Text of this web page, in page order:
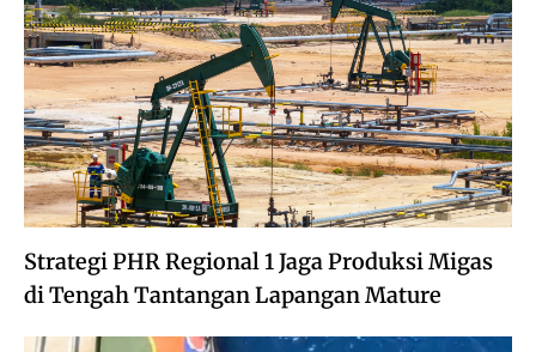
Strategi PHR Regional 1 Jaga Produksi Migas
di Tengah Tantangan Lapangan Mature